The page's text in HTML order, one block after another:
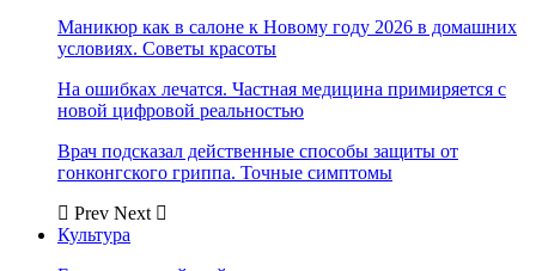
Маникюр как в салоне к Новому году 2026 в домашних
условиях. Советы красоты
На ошибках лечатся. Частная медицина примиряется с
новой цифровой реальностью
Врач подсказал действенные способы защиты от
гонконгского гриппа. Точные симптомы
Prev Next
Культура